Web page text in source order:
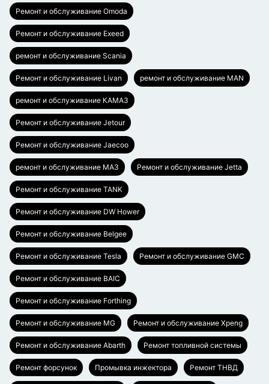
Ремонт и обслуживание Omoda
Ремонт и обслуживание Exeed
ремонт и обслуживание Scania
Ремонт и обслуживание Livan ремонт и обслуживание MAN
ремонт и обслуживание КАМАЗ
Ремонт и обслуживание Jetour
Ремонт и обслуживание Jaecoo
ремонт и обслуживание МАЗ Ремонт и обслуживание Jetta
Ремонт и обслуживание TANK
Ремонт и обслуживание DW Hower
Ремонт и обслуживание Belgee
Ремонт и обслуживание Tesla Ремонт и обслуживание GMC
Ремонт и обслуживание BAIC
Ремонт и обслуживание Forthing
Ремонт и обслуживание MG Ремонт и обслуживание Xpeng
Ремонт и обслуживание Abarth Ремонт топливной системы
Ремонт форсунок Промывка инжектора Ремонт ТНВД